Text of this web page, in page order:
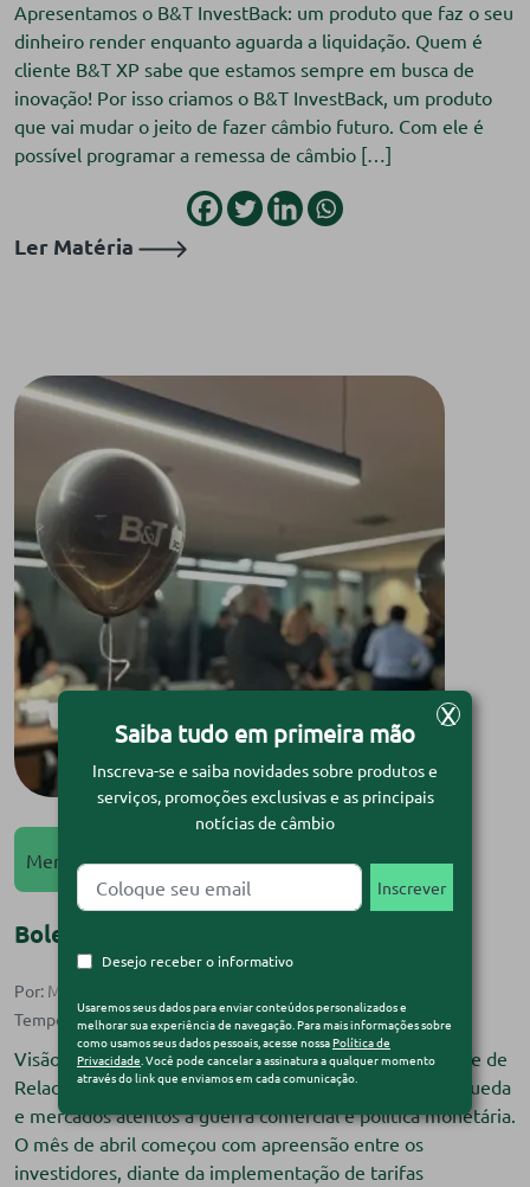
Apresentamos o B&T InvestBack: um produto que faz o seu
dinheiro render enquanto aguarda a liquidação. Quem é
cliente B&T XP sabe que estamos sempre em busca de
inovação! Por isso criamos o B&T InvestBack, um produto
que vai mudar o jeito de fazer câmbio futuro. Com ele é
possível programar a remessa de câmbio […]
Ler Matéria
Mercado Mercado Financeiro
Boletim B&T XP – Maio/25
Por: Monise Souza
Visão do especialista Com Bruno Nascimento – Gerente de
Relacionamento B&T XP Abril termina com dólar em queda
e mercados atentos à guerra comercial e política monetária.
O mês de abril começou com apreensão entre os
investidores, diante da implementação de tarifas
X
Saiba tudo em primeira mão
Inscreva-se e saiba novidades sobre produtos e
serviços, promoções exclusivas e as principais
notícias de câmbio
Desejo receber o informativo
Usaremos seus dados para enviar conteúdos personalizados e
melhorar sua experiência de navegação. Para mais informações sobre
como usamos seus dados pessoais, acesse nossaPolítica de
Privacidade. Você pode cancelar a assinatura a qualquer momento
através do link que enviamos em cada comunicação.